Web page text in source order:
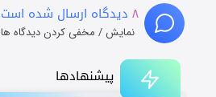
پیشنهادها
۸ دیدگاه ارسال شده است
نمایش / مخفی کردن دیدگاه ها